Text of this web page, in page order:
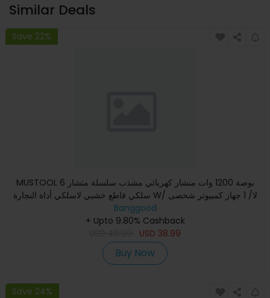
Similar Deals
Save 22%
MUSTOOL 6 بوصة 1200 وات منشار كهربائي مشذب سلسلة منشار
سلكي قاطع خشبي لاسلكي أداة النجارة W/ لا/ 1 جهاز كمبيوتر شخصى
/ 2
Banggood
+ Upto 9.80% Cashback
USD 38.99
Buy Now
Save 24%